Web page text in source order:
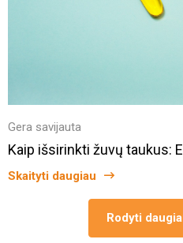
Gera savijauta
Kaip išsirinkti žuvų taukus:
Skaityti daugiau
Rodyti